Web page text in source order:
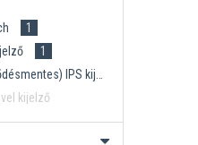
1
1
IPS kijelző
kijelző
IPS-level kijelző